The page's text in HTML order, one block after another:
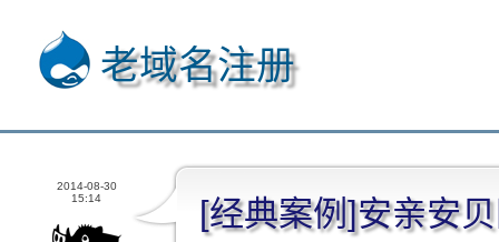
老域名注册
2014-08-30
15:14
[经典案例]安亲安